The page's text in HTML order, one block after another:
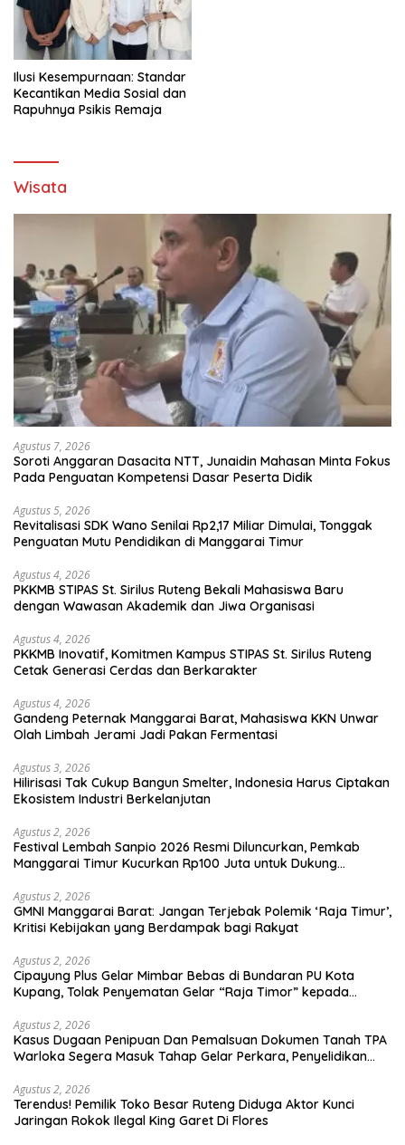
Ilusi Kesempurnaan: Standar
Kecantikan Media Sosial dan
Rapuhnya Psikis Remaja
Wisata
Agustus 7, 2026
Soroti Anggaran Dasacita NTT, Junaidin Mahasan Minta Fokus
Pada Penguatan Kompetensi Dasar Peserta Didik
Agustus 5, 2026
Revitalisasi SDK Wano Senilai Rp2,17 Miliar Dimulai, Tonggak
Penguatan Mutu Pendidikan di Manggarai Timur
Agustus 4, 2026
PKKMB STIPAS St. Sirilus Ruteng Bekali Mahasiswa Baru
dengan Wawasan Akademik dan Jiwa Organisasi
Agustus 4, 2026
PKKMB Inovatif, Komitmen Kampus STIPAS St. Sirilus Ruteng
Cetak Generasi Cerdas dan Berkarakter
Agustus 4, 2026
Gandeng Peternak Manggarai Barat, Mahasiswa KKN Unwar
Olah Limbah Jerami Jadi Pakan Fermentasi
Agustus 3, 2026
Hilirisasi Tak Cukup Bangun Smelter, Indonesia Harus Ciptakan
Ekosistem Industri Berkelanjutan
Agustus 2, 2026
Festival Lembah Sanpio 2026 Resmi Diluncurkan, Pemkab
Manggarai Timur Kucurkan Rp100 Juta untuk Dukung
Agustus 2, 2026
GMNI Manggarai Barat: Jangan Terjebak Polemik ‘Raja Timur’,
Kritisi Kebijakan yang Berdampak bagi Rakyat
Agustus 2, 2026
Cipayung Plus Gelar Mimbar Bebas di Bundaran PU Kota
Kupang, Tolak Penyematan Gelar “Raja Timor” kepada
Agustus 2, 2026
Kasus Dugaan Penipuan Dan Pemalsuan Dokumen Tanah TPA
Warloka Segera Masuk Tahap Gelar Perkara, Penyelidikan
Agustus 2, 2026
Terendus! Pemilik Toko Besar Ruteng Diduga Aktor Kunci
Jaringan Rokok Ilegal King Garet Di Flores